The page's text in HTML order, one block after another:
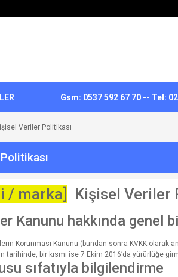
Gsm: 0537 592 67 70 -- Tel:
Veriler Politikası
/ marka] Kişisel Veriler
Kanunu hakkında genel
Korunması Kanunu (bundan sonra KVKK olarak
tarihinde, bir kısmı ise 7 Ekim 2016’da yürürlüğe
sıfatıyla bilgilendirme